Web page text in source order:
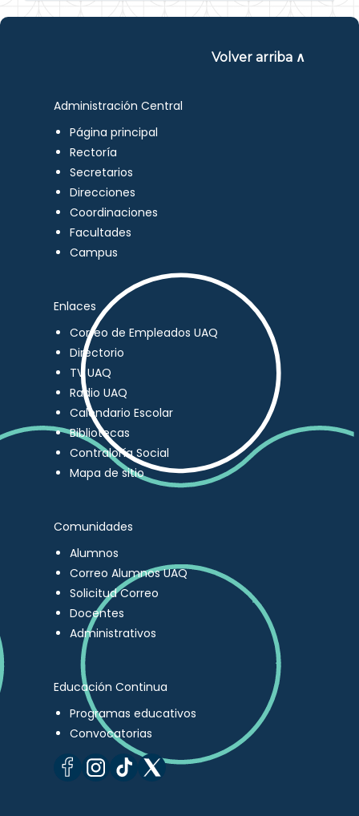
Volver arriba ∧
Administración Central
Página principal
Rectoría
Secretarios
Direcciones
Coordinaciones
Facultades
Campus
Enlaces
Correo de Empleados UAQ
Directorio
TV UAQ
Radio UAQ
Calendario Escolar
Bibliotecas
Contraloría Social
Mapa de sitio
Comunidades
Alumnos
Correo Alumnos UAQ
Solicitud Correo
Docentes
Administrativos
Educación Continua
Programas educativos
Convocatorias